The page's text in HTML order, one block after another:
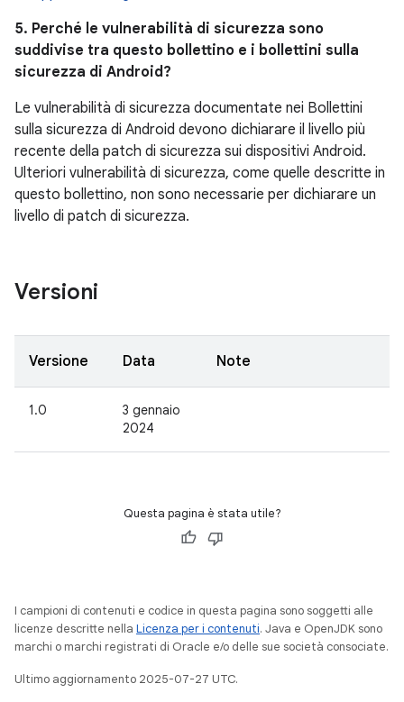
5. Perché le vulnerabilità di sicurezza sono
suddivise tra questo bollettino e i bollettini sulla
sicurezza di Android?
Le vulnerabilità di sicurezza documentate nei Bollettini
sulla sicurezza di Android devono dichiarare il livello più
recente della patch di sicurezza sui dispositivi Android.
Ulteriori vulnerabilità di sicurezza, come quelle descritte in
questo bollettino, non sono necessarie per dichiarare un
livello di patch di sicurezza.
Versioni
Versione Data Note
1.0
3 gennaio
2024
Questa pagina è stata utile?
I campioni di contenuti e codice in questa pagina sono soggetti alle
licenze descritte nella Licenza per i contenuti. Java e OpenJDK sono
marchi o marchi registrati di Oracle e/o delle sue società consociate.
Ultimo aggiornamento 2025-07-27 UTC.